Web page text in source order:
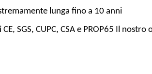
lunga fino a 10 anni
SGS, CUPC, CSA e PROP65 Il